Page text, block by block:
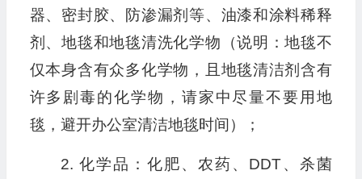
器、密封胶、防渗漏剂等、油漆和涂料稀释
剂、地毯和地毯清洗化学物（说明：地毯不
仅本身含有众多化学物，且地毯清洁剂含有
许多剧毒的化学物，请家中尽量不要用地
毯，避开办公室清洁地毯时间）；
2. 化学品：化肥、农药、DDT、杀菌